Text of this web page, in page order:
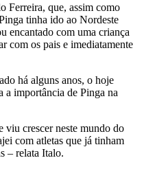
Ferreira, que, assim como
tinha ido ao Nordeste
encantado com uma criança
com os pais e imediatamente
há alguns anos, o hoje
importância de Pinga na
viu crescer neste mundo do
com atletas que já tinham
– relata Italo.